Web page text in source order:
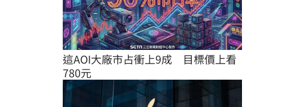
這AOI大廠市占衝上9成　目標價上看
780元